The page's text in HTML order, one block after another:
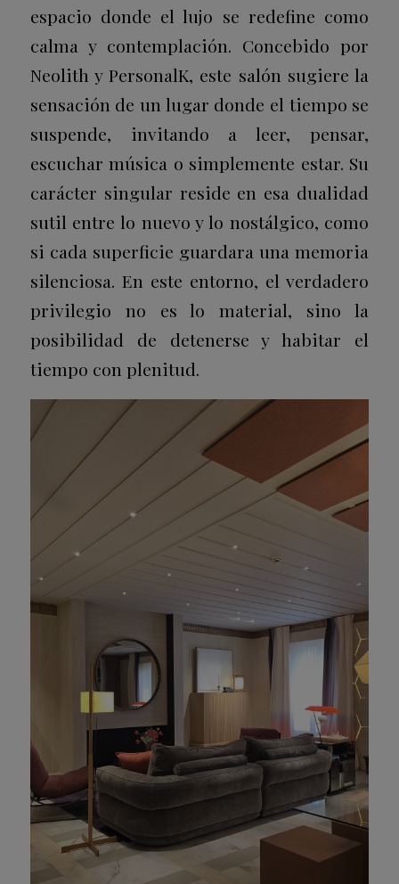
espacio donde el lujo se redefine como
calma y contemplación. Concebido por
Neolith y PersonalK, este salón sugiere la
sensación de un lugar donde el tiempo se
suspende, invitando a leer, pensar,
escuchar música o simplemente estar. Su
carácter singular reside en esa dualidad
sutil entre lo nuevo y lo nostálgico, como
si cada superficie guardara una memoria
silenciosa. En este entorno, el verdadero
privilegio no es lo material, sino la
posibilidad de detenerse y habitar el
tiempo con plenitud.